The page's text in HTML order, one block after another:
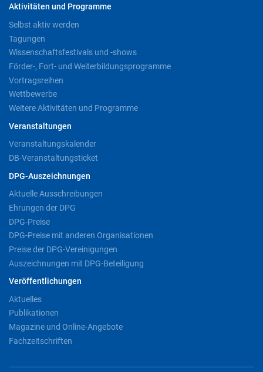
Aktivitäten und Programme
Selbst aktiv werden
Tagungen
Wissenschaftsfestivals und -shows
Förder-, Fort- und Weiterbildungsprogramme
Vortragsreihen
Wettbewerbe
Weitere Aktivitäten und Programme
Veranstaltungen
Veranstaltungskalender
DB-Veranstaltungsticket
DPG-Auszeichnungen
Aktuelle Ausschreibungen
Ehrungen der DPG
DPG-Preise
DPG-Preise mit anderen Organisationen
Preise der DPG-Vereinigungen
Auszeichnungen mit DPG-Beteiligung
Veröffentlichungen
Aktuelles
Publikationen
Magazine und Online-Angebote
Fachzeitschriften